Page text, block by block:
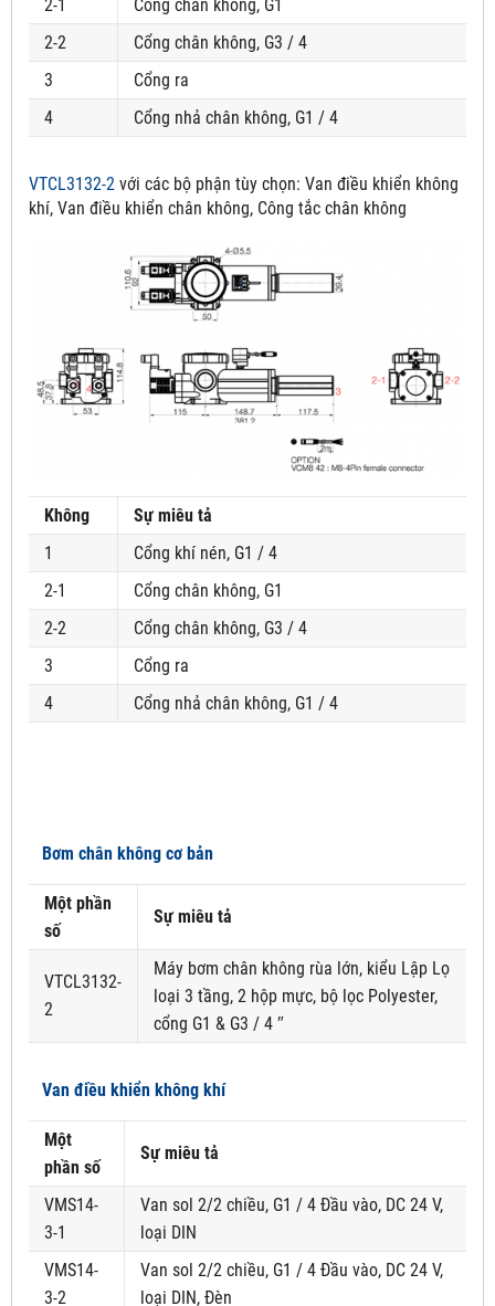
2-1
Cổng chân không, G1
2-2
Cổng chân không, G3 / 4
3
Cổng ra
4
Cổng nhả chân không, G1 / 4
VTCL3132-2 với các bộ phận tùy chọn: Van điều khiển không
khí, Van điều khiển chân không, Công tắc chân không
Không
Sự miêu tả
1
Cổng khí nén, G1 / 4
2-1
Cổng chân không, G1
2-2
Cổng chân không, G3 / 4
3
Cổng ra
4
Cổng nhả chân không, G1 / 4
Bơm chân không cơ bản
Một phần
số
Sự miêu tả
VTCL3132-
2
Máy bơm chân không rùa lớn, kiểu Lập Lọ
loại 3 tầng, 2 hộp mực, bộ lọc Polyester,
cổng G1 & G3 / 4 ″
Van điều khiển không khí
Một
phần số
Sự miêu tả
VMS14-
3-1
Van sol 2/2 chiều, G1 / 4 Đầu vào, DC 24 V,
loại DIN
VMS14-
3-2
Van sol 2/2 chiều, G1 / 4 Đầu vào, DC 24 V,
loại DIN, Đèn